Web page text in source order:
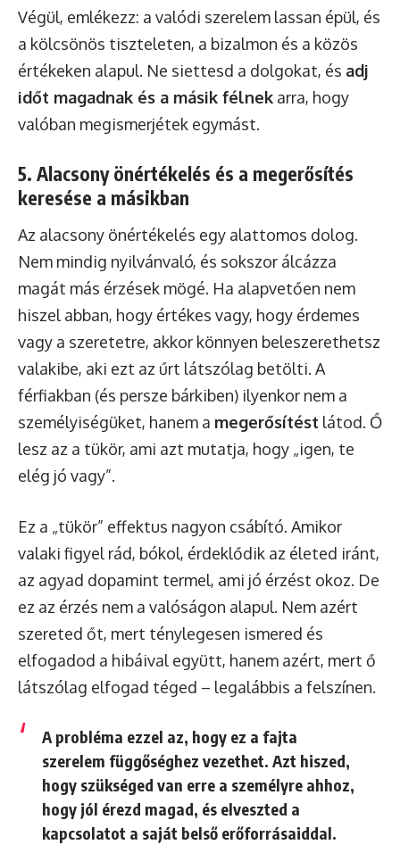
Végül, emlékezz: a valódi szerelem lassan épül, és
a kölcsönös tiszteleten, a bizalmon és a közös
értékeken alapul. Ne siettesd a dolgokat, és adj
időt magadnak és a másik félnek arra, hogy
valóban megismerjétek egymást.
5. Alacsony önértékelés és a megerősítés
keresése a másikban
Az alacsony önértékelés egy alattomos dolog.
Nem mindig nyilvánvaló, és sokszor álcázza
magát más érzések mögé. Ha alapvetően nem
hiszel abban, hogy értékes vagy, hogy érdemes
vagy a szeretetre, akkor könnyen beleszerethetsz
valakibe, aki ezt az űrt látszólag betölti. A
férfiakban (és persze bárkiben) ilyenkor nem a
személyiségüket, hanem a megerősítést látod. Ő
lesz az a tükör, ami azt mutatja, hogy „igen, te
elég jó vagy”.
Ez a „tükör” effektus nagyon csábító. Amikor
valaki figyel rád, bókol, érdeklődik az életed iránt,
az agyad dopamint termel, ami jó érzést okoz. De
ez az érzés nem a valóságon alapul. Nem azért
szereted őt, mert ténylegesen ismered és
elfogadod a hibáival együtt, hanem azért, mert ő
látszólag elfogad téged – legalábbis a felszínen.
A probléma ezzel az, hogy ez a fajta
szerelem függőséghez vezethet. Azt hiszed,
hogy szükséged van erre a személyre ahhoz,
hogy jól érezd magad, és elveszted a
kapcsolatot a saját belső erőforrásaiddal.